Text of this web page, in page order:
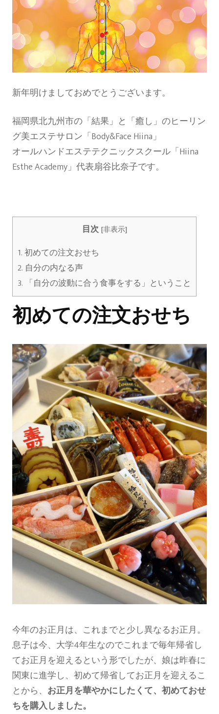
新年明けましておめでとうございます。
福岡県北九州市の「結果」と「癒し」のヒーリン
グ美エステサロン「Body&Face Hiina」
オールハンドエステテクニックスクール「Hiina
Esthe Academy」代表扇谷比奈子です。
目次 [非表示]
1.初めての注文おせち
2. 自分の内なる声
3. 「自分の波動に合う食事をする」ということ
初めての注文おせち
今年のお正月は、これまでと少し異なるお正月。
息子は今、大学4年生なのでこれまで毎年帰省し
てお正月を迎えるという形でしたが、娘は昨春に
関東に進学し、初めて帰省してお正月を迎えるこ
とから、 お正月を華やかにしたくて、初めておせ
ちを購入しました。